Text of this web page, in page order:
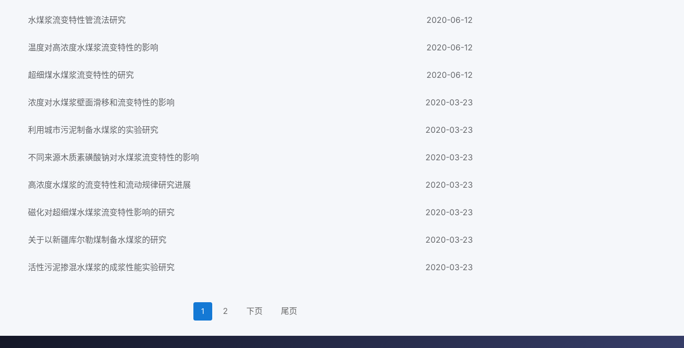
水煤浆流变特性管流法研究 2020-06-12
温度对高浓度水煤浆流变特性的影响 2020-06-12
超细煤水煤浆流变特性的研究 2020-06-12
浓度对水煤浆壁面滑移和流变特性的影响 2020-03-23
利用城市污泥制备水煤浆的实验研究 2020-03-23
不同来源木质素磺酸钠对水煤浆流变特性的影响 2020-03-23
高浓度水煤浆的流变特性和流动规律研究进展 2020-03-23
磁化对超细煤水煤浆流变特性影响的研究 2020-03-23
关于以新疆库尔勒煤制备水煤浆的研究 2020-03-23
活性污泥掺混水煤浆的成浆性能实验研究 2020-03-23
1 2 下页 尾页